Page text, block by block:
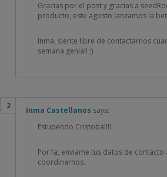
Gracias por el post y gracias a
producto, este agosto lanzamos la
Inma, siente libre de contactarnos
semana genial! ;)
Inma Castellanos says:
Estupendo Cristobal!!!
Por fa, enviame tus datos de
coordinarnos.